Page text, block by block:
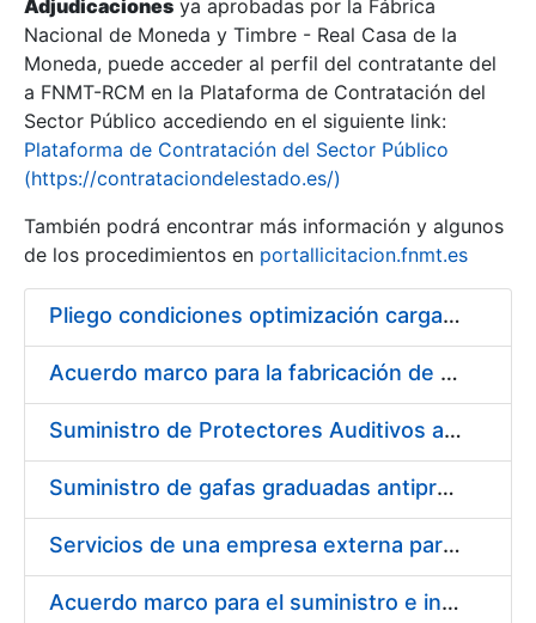
Erakutsi/Ezkutatu
Erakutsi/Ezkutatu
Adjudicaciones ya aprobadas por la Fábrica
Nacional de Moneda y Timbre - Real Casa de la
Moneda, puede acceder al perfil del contratante del
a FNMT-RCM en la Plataforma de Contratación del
Sector Público accediendo en el siguiente link:
Plataforma de Contratación del Sector Público
(https://contrataciondelestado.es/)
También podrá encontrar más información y algunos
de los procedimientos en portallicitacion.fnmt.es
Pliego condiciones optimización cargas compras firmado
Acuerdo marco para la fabricación de piezas
Suministro de Protectores Auditivos a medida para las personas trabajadoras de los Centros de Trabajo de Madrid y Burgos
Suministro de gafas graduadas antiproyecciones para los trabajadores de la FNMT-RCM en los centros de trabajo de Madrid y Burgos
Servicios de una empresa externa para el asesoramiento y resolución de los recursos de alzada que se presentan relacionados con procesos de selección para la FNMT-RCM
Acuerdo marco para el suministro e instalación de persianas, estores y otros complementos